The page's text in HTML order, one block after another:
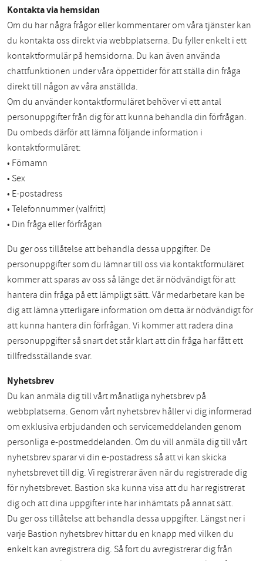
Kontakta via hemsidan
Om du har några frågor eller kommentarer om våra tjänster kan
du kontakta oss direkt via webbplatserna. Du fyller enkelt i ett
kontaktformulär på hemsidorna. Du kan även använda
chattfunktionen under våra öppettider för att ställa din fråga
direkt till någon av våra anställda.
Om du använder kontaktformuläret behöver vi ett antal
personuppgifter från dig för att kunna behandla din förfrågan.
Du ombeds därför att lämna följande information i
kontaktformuläret:
• Förnamn
• Sex
• E-postadress
• Telefonnummer (valfritt)
• Din fråga eller förfrågan
Du ger oss tillåtelse att behandla dessa uppgifter. De
personuppgifter som du lämnar till oss via kontaktformuläret
kommer att sparas av oss så länge det är nödvändigt för att
hantera din fråga på ett lämpligt sätt. Vår medarbetare kan be
dig att lämna ytterligare information om detta är nödvändigt för
att kunna hantera din förfrågan. Vi kommer att radera dina
personuppgifter så snart det står klart att din fråga har fått ett
tillfredsställande svar.
Nyhetsbrev
Du kan anmäla dig till vårt månatliga nyhetsbrev på
webbplatserna. Genom vårt nyhetsbrev håller vi dig informerad
om exklusiva erbjudanden och servicemeddelanden genom
personliga e-postmeddelanden. Om du vill anmäla dig till vårt
nyhetsbrev sparar vi din e-postadress så att vi kan skicka
nyhetsbrevet till dig. Vi registrerar även när du registrerade dig
för nyhetsbrevet. Bastion ska kunna visa att du har registrerat
dig och att dina uppgifter inte har inhämtats på annat sätt.
Du ger oss tillåtelse att behandla dessa uppgifter. Längst ner i
varje Bastion nyhetsbrev hittar du en knapp med vilken du
enkelt kan avregistrera dig. Så fort du avregistrerar dig från